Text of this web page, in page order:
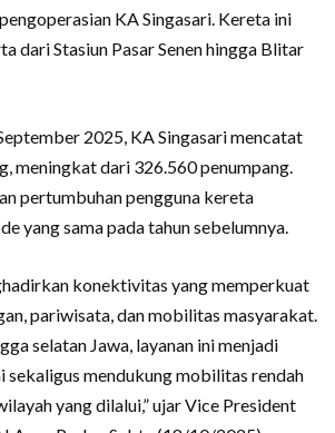
KA Singasari. Kereta ini
dari Stasiun Pasar Senen hingga Blitar
2025, KA Singasari mencatat
meningkat dari 326.560 penumpang.
pertumbuhan pengguna kereta
yang sama pada tahun sebelumnya.
konektivitas yang memperkuat
pariwisata, dan mobilitas masyarakat.
selatan Jawa, layanan ini menjadi
sekaligus mendukung mobilitas rendah
yang dilalui,” ujar Vice President